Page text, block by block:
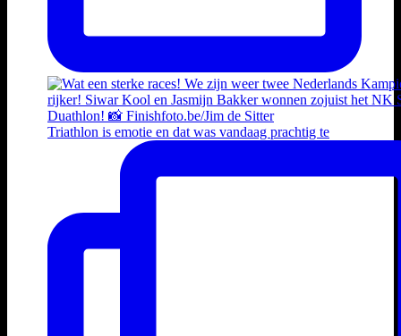
Triathlon is emotie en dat was vandaag prachtig te